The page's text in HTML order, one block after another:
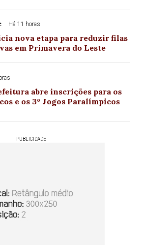
Há 11 horas
nova etapa para reduzir filas
em Primavera do Leste
abre inscrições para os
e os 3º Jogos Paralímpicos
PUBLICIDADE